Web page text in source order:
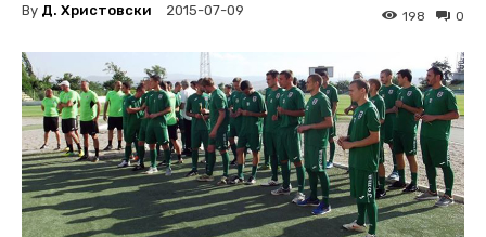
By Д. Христовски 2015-07-09 0
198